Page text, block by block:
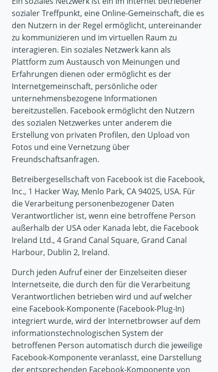
sozialer Treffpunkt, eine Online-Gemeinschaft, die es
den Nutzern in der Regel ermöglicht, untereinander
zu kommunizieren und im virtuellen Raum zu
interagieren. Ein soziales Netzwerk kann als
Plattform zum Austausch von Meinungen und
Erfahrungen dienen oder ermöglicht es der
Internetgemeinschaft, persönliche oder
unternehmensbezogene Informationen
bereitzustellen. Facebook ermöglicht den Nutzern
des sozialen Netzwerkes unter anderem die
Erstellung von privaten Profilen, den Upload von
Fotos und eine Vernetzung über
Freundschaftsanfragen.
Betreibergesellschaft von Facebook ist die Facebook,
Inc., 1 Hacker Way, Menlo Park, CA 94025, USA. Für
die Verarbeitung personenbezogener Daten
Verantwortlicher ist, wenn eine betroffene Person
außerhalb der USA oder Kanada lebt, die Facebook
Ireland Ltd., 4 Grand Canal Square, Grand Canal
Harbour, Dublin 2, Ireland.
Durch jeden Aufruf einer der Einzelseiten dieser
Internetseite, die durch den für die Verarbeitung
Verantwortlichen betrieben wird und auf welcher
eine Facebook-Komponente (Facebook-Plug-In)
integriert wurde, wird der Internetbrowser auf dem
informationstechnologischen System der
betroffenen Person automatisch durch die jeweilige
Facebook-Komponente veranlasst, eine Darstellung
der entsprechenden Facebook-Komponente von